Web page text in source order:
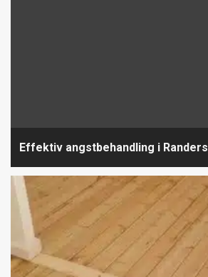
Effektiv angstbehandling i Randers